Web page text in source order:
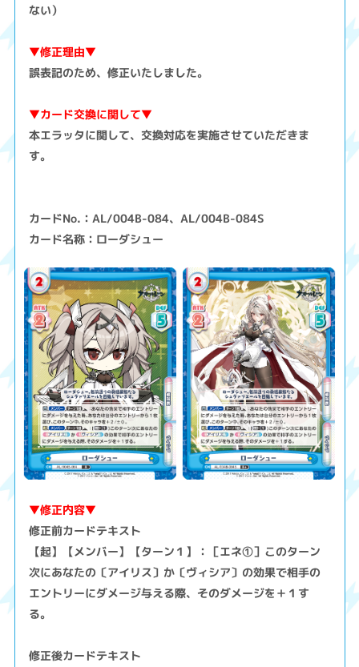
ない）
▼修正理由▼
誤表記のため、修正いたしました。
▼カード交換に関して▼
本エラッタに関して、交換対応を実施させていただきま
す。
カードNo.：AL/004B-084、AL/004B-084S
カード名称：ローダシュー
▼修正内容▼
修正前カードテキスト
【起】【メンバー】【ターン１】：［エネ①］このターン
次にあなたの〔アイリス〕か〔ヴィシア〕の効果で相手の
エントリーにダメージ与える際、そのダメージを＋１す
る。
修正後カードテキスト